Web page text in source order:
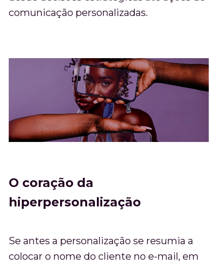
comunicação personalizadas.
O coração da
hiperpersonalização
Se antes a personalização se resumia a
colocar o nome do cliente no e-mail, em